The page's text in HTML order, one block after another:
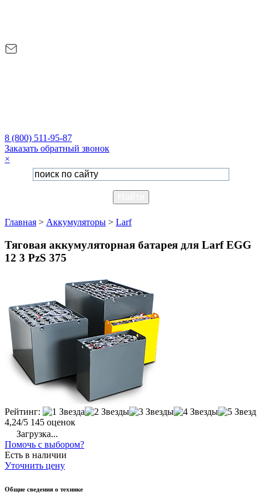
8 (800) 511-95-87
Заказать обратный звонок
×
Главная > Аккумуляторы > Larf
Тяговая аккумуляторная батарея для Larf EGG
12 3 PzS 375
Рейтинг:
4,24/5 145 оценок
Загрузка...
Помочь с выбором?
Есть в наличии
Уточнить цену
Общие сведения о технике